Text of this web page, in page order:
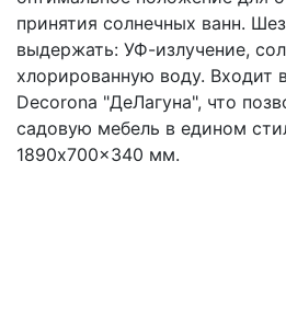
принятия солнечных ванн.
выдержать: УФ-излучение,
хлорированную воду. Входит
Decorona "ДеЛагуна", что
садовую мебель в едином
1890x700x340 мм.